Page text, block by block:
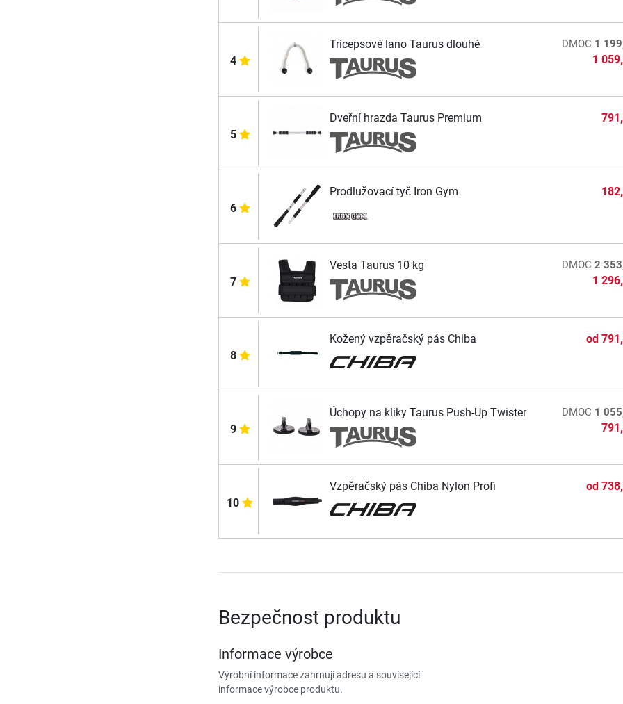
4
Tricepsové lano Taurus dlouhé DMOC 1
1 059,
5
Dveřní hrazda Taurus Premium 791,
6
Prodlužovací tyč Iron Gym 182,
7
Vesta Taurus 10 kg DMOC 2
1 296,
8
Kožený vzpěračský pás Chiba od791,
9
Úchopy na kliky Taurus Push-Up Twister DMOC 1
791,
10
Vzpěračský pás Chiba Nylon Profi od738,
Bezpečnost produktu
Informace výrobce
Výrobní informace zahrnují adresu a související
informace výrobce produktu.